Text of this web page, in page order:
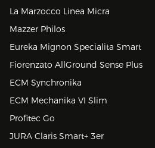
La Marzocco Linea Micra
Mazzer Philos
Eureka Mignon Specialita Smart
Fiorenzato AllGround Sense Plus
ECM Synchronika
ECM Mechanika VI Slim
Profitec Go
JURA Claris Smart+ 3er